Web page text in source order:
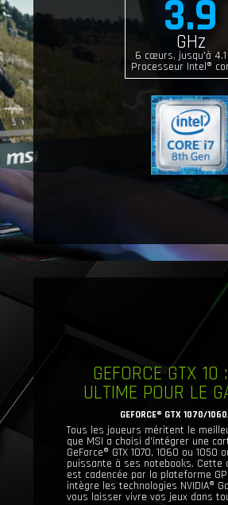
3.9
GHz
6 cœurs, jusqu'à 4.1
Processeur Intel®
GEFORCE GTX 10
ULTIME POUR LE
GEFORCE® GTX 1070/
Tous les joueurs méritent le
que MSI a choisi d'intégrer une
GeForce® GTX 1070, 1060 ou 1050
puissante à ses notebooks. Cette
est cadencée par la plateforme
intègre les technologies NVIDIA®
vous laisser vivre vos jeux dans